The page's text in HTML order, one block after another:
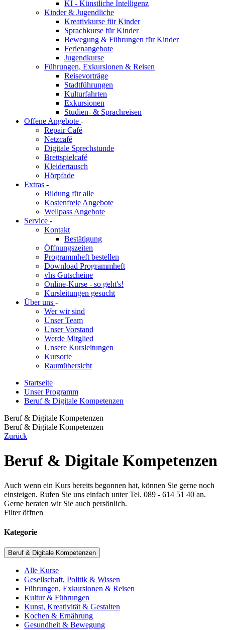
KI - Künstliche Intelligenz
Kinder & Jugendliche
Kreativkurse für Kinder
Sprachkurse für Kinder
Bewegung & Führungen für Kinder
Ferienangebote
Jugendkurse
Führungen, Exkursionen & Reisen
Reisevorträge
Stadtführungen
Kulturfahrten
Exkursionen
Studien- & Sprachreisen
Offene Angebote -
Repair Café
Netzcafé
Digitale Sprechstunde
Brettspielcafé
Kleidertausch
Hörpfade
Extras -
Bildung für alle
Kostenfreie Angebote
Wellpass Angebote
Service -
Kontakt
Bestätigung
Öffnungszeiten
Programmheft bestellen
Download Programmheft
vhs Gutscheine
Online-Kurse - so geht's!
Kursleitungen gesucht
Über uns -
Wer wir sind
Unser Team
Unser Vorstand
Werde Mitglied
Unsere Kursleitungen
Kursorte
Raumübersicht
Startseite
Unser Programm
Beruf & Digitale Kompetenzen
Beruf & Digitale Kompetenzen
Beruf & Digitale Kompetenzen
Zurück
Beruf & Digitale Kompetenzen
Auch wenn ein Kurs bereits begonnen hat, können Sie gerne noch
einsteigen. Rufen Sie uns einfach unter Tel. 089 - 614 51 40 an.
Gerne beraten wir Sie auch persönlich.
Filter öffnen
Kategorie
Beruf & Digitale Kompetenzen
Alle Kurse
Gesellschaft, Politik & Wissen
Führungen, Exkursionen & Reisen
Kultur & Führungen
Kunst, Kreativität & Gestalten
Kochen & Ernährung
Gesundheit & Bewegung